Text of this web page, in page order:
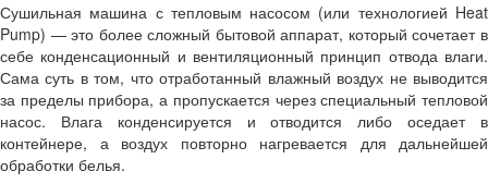
Сушильная машина с тепловым насосом (или технологией Heat
Pump) — это более сложный бытовой аппарат, который сочетает в
себе конденсационный и вентиляционный принцип отвода влаги.
Сама суть в том, что отработанный влажный воздух не выводится
за пределы прибора, а пропускается через специальный тепловой
насос. Влага конденсируется и отводится либо оседает в
контейнере, а воздух повторно нагревается для дальнейшей
обработки белья.